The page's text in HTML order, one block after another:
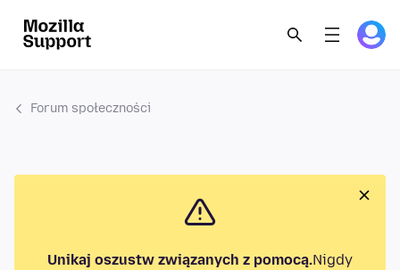
Forum społeczności
Unikaj oszustw związanych z pomocą.Nigdy